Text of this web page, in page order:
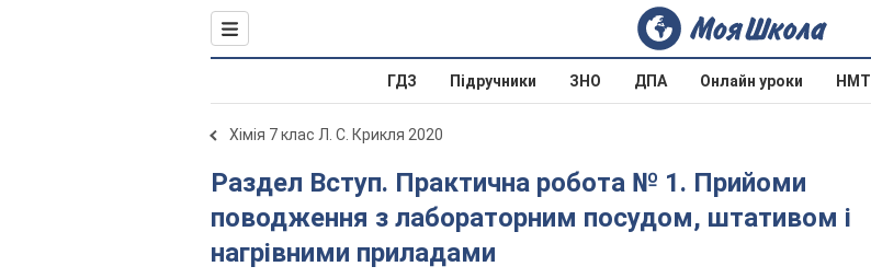
ГДЗ Підручники ЗНО ДПА Онлайн уроки НМТ
Хімія 7 клас Л. С. Крикля 2020
Раздел Вступ. Практична робота № 1. Прийоми
поводження з лабораторним посудом, штативом і
нагрівними приладами